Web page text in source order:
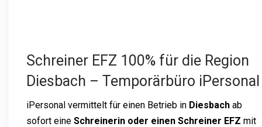
Schreiner EFZ 100% für die Region
Diesbach – Temporärbüro iPersonal
iPersonal vermittelt für einen Betrieb in Diesbach ab
sofort eine Schreinerin oder einen Schreiner EFZ mit